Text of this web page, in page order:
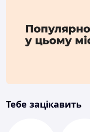
Тебе зацікавить